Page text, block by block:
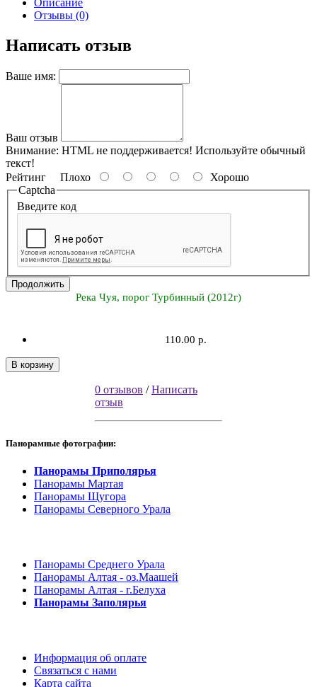
Описание
Отзывы (0)
Написать отзыв
Ваше имя:
Ваш отзыв
Внимание: HTML не поддерживается! Используйте обычный
текст!
Рейтинг Плохо
Хорошо
Captcha
Введите код
Продолжить
Река Чуя, порог Турбинный (2012г)
110.00 р.
В корзину
0 отзывов /Написать
отзыв
Панорамные фотографии:
Панорамы Приполярья
Панорамы Мартая
Панорамы Щугора
Панорамы Северного Урала
Панорамы Среднего Урала
Панорамы Алтая - оз.Маашей
Панорамы Алтая - г.Белуха
Панорамы Заполярья
Информация об оплате
Связаться с нами
Карта сайта